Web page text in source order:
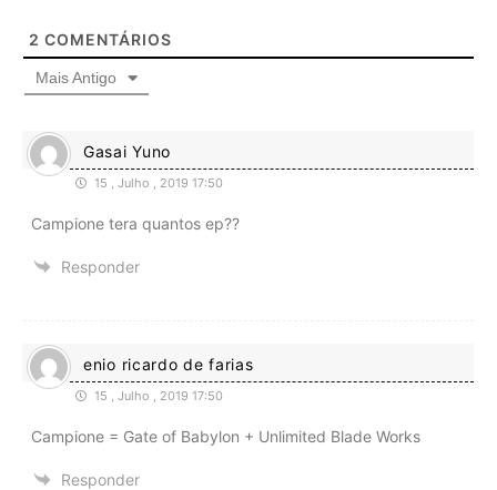
2 COMENTÁRIOS
Mais Antigo
Gasai Yuno
15 , Julho , 2019 17:50
Campione tera quantos ep??
Responder
enio ricardo de farias
15 , Julho , 2019 17:50
Campione = Gate of Babylon + Unlimited Blade Works
Responder